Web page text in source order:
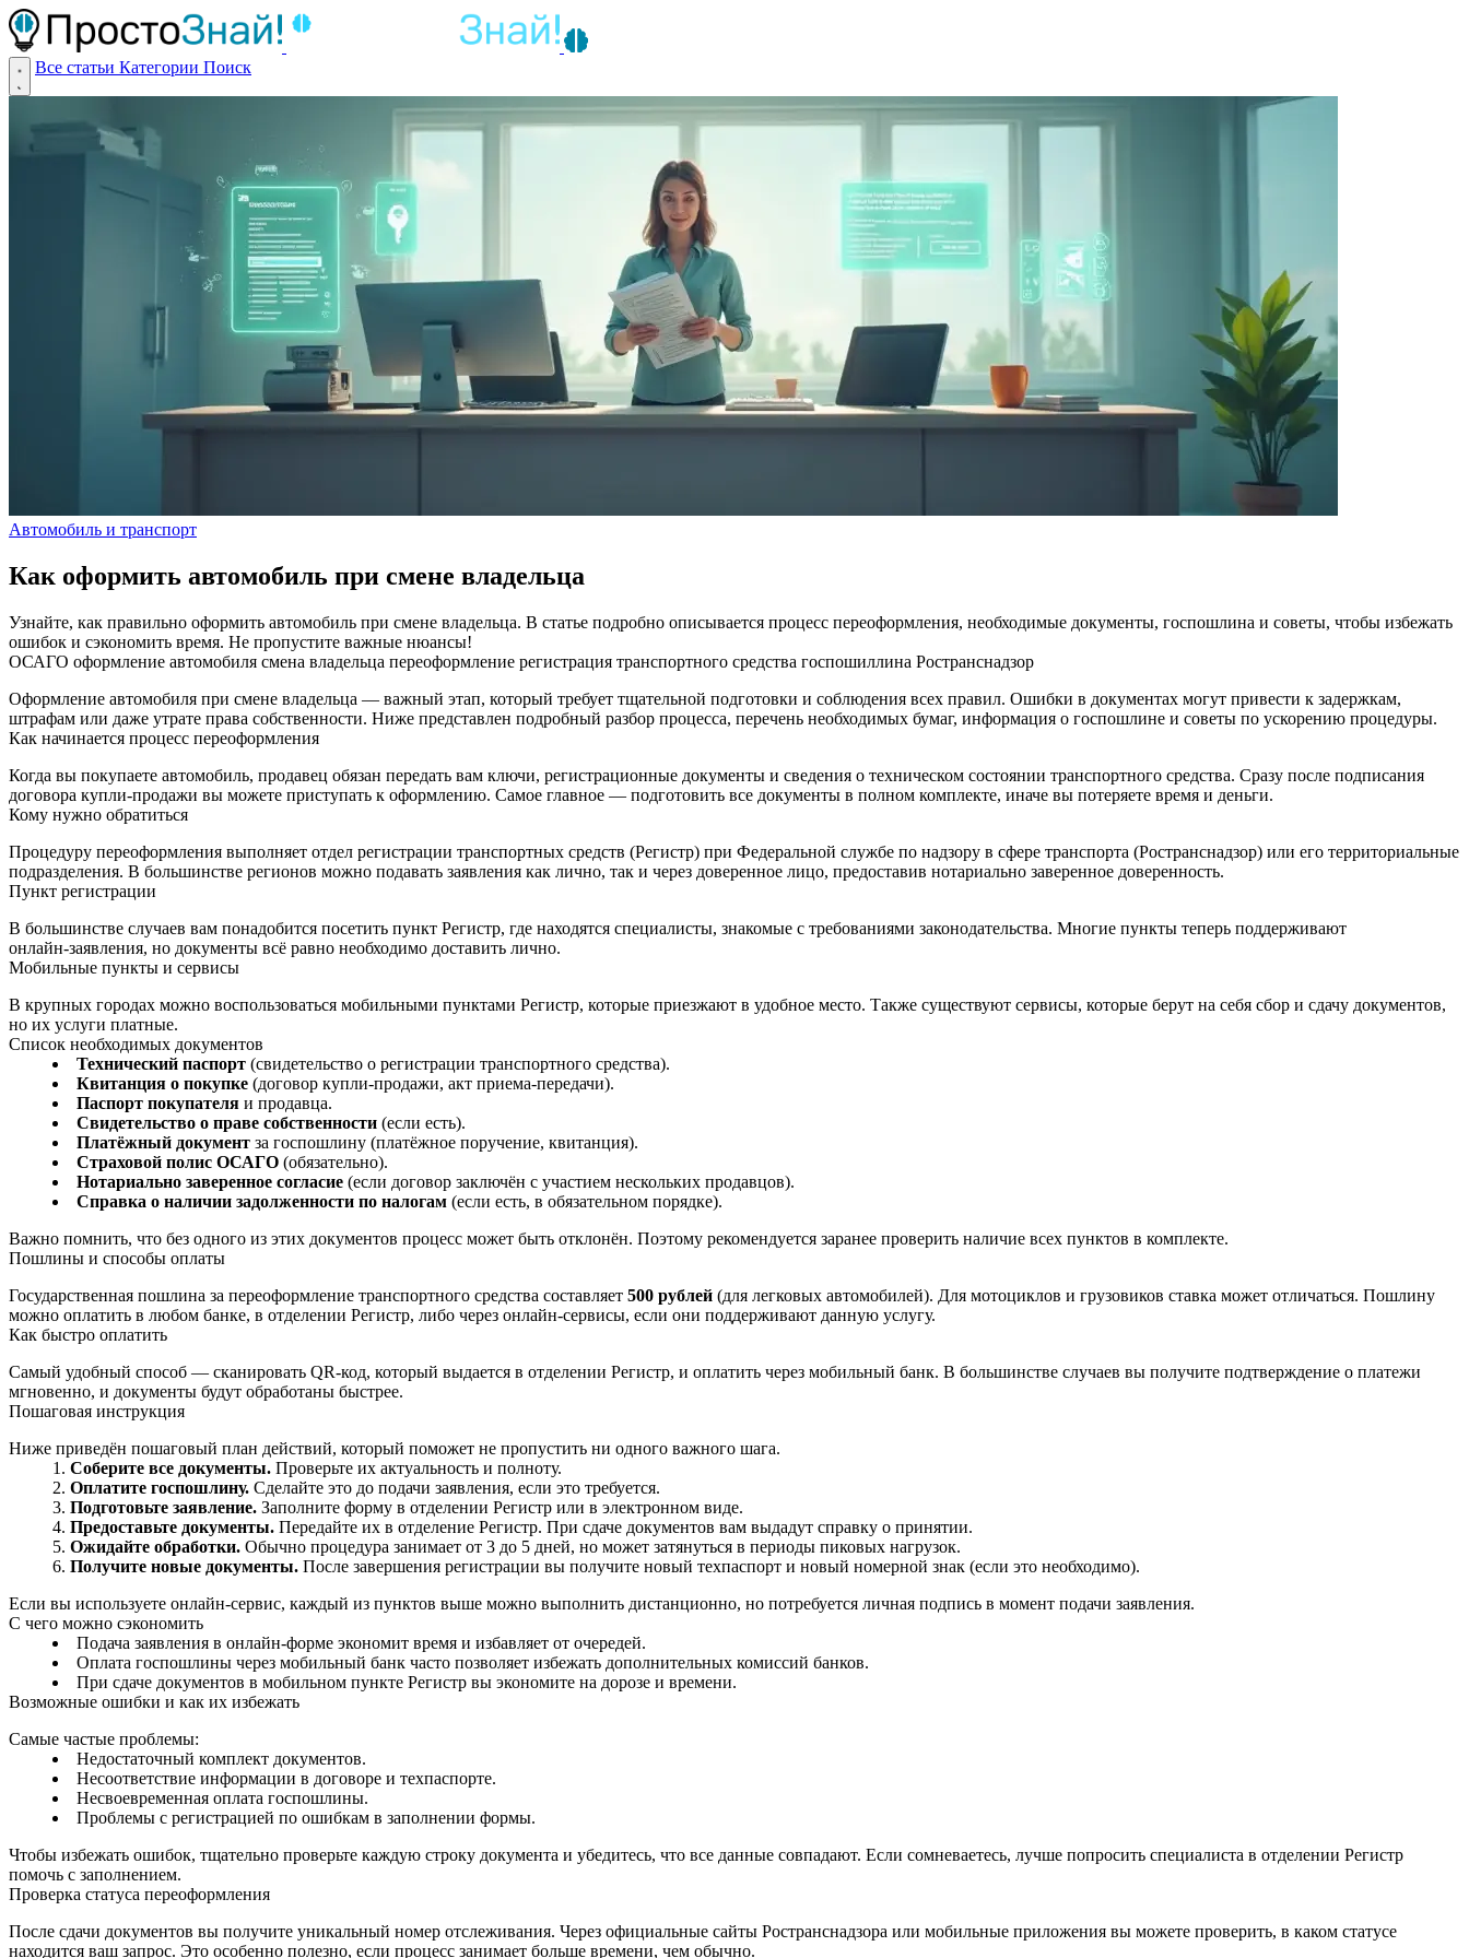
Все статьи Категории Поиск
Автомобиль и транспорт
Как оформить автомобиль при смене владельца
Узнайте, как правильно оформить автомобиль при смене владельца. В статье подробно описывается процесс переоформления, необходимые документы, госпошлина и советы, чтобы избежать
ошибок и сэкономить время. Не пропустите важные нюансы!
ОСАГО оформление автомобиля смена владельца переоформление регистрация транспортного средства госпошиллина Ространснадзор
Оформление автомобиля при смене владельца — важный этап, который требует тщательной подготовки и соблюдения всех правил. Ошибки в документах могут привести к задержкам,
штрафам или даже утрате права собственности. Ниже представлен подробный разбор процесса, перечень необходимых бумаг, информация о госпошлине и советы по ускорению процедуры.
Как начинается процесс переоформления
Когда вы покупаете автомобиль, продавец обязан передать вам ключи, регистрационные документы и сведения о техническом состоянии транспортного средства. Сразу после подписания
договора купли‑продажи вы можете приступать к оформлению. Самое главное — подготовить все документы в полном комплекте, иначе вы потеряете время и деньги.
Кому нужно обратиться
Процедуру переоформления выполняет отдел регистрации транспортных средств (Регистр) при Федеральной службе по надзору в сфере транспорта (Ространснадзор) или его территориальные
подразделения. В большинстве регионов можно подавать заявления как лично, так и через доверенное лицо, предоставив нотариально заверенное доверенность.
Пункт регистрации
В большинстве случаев вам понадобится посетить пункт Регистр, где находятся специалисты, знакомые с требованиями законодательства. Многие пункты теперь поддерживают
онлайн‑заявления, но документы всё равно необходимо доставить лично.
Мобильные пункты и сервисы
В крупных городах можно воспользоваться мобильными пунктами Регистр, которые приезжают в удобное место. Также существуют сервисы, которые берут на себя сбор и сдачу документов,
но их услуги платные.
Список необходимых документов
Технический паспорт (свидетельство о регистрации транспортного средства).
Квитанция о покупке (договор купли‑продажи, акт приема‑передачи).
Паспорт покупателя и продавца.
Свидетельство о праве собственности (если есть).
Платёжный документ за госпошлину (платёжное поручение, квитанция).
Страховой полис ОСАГО (обязательно).
Нотариально заверенное согласие (если договор заключён с участием нескольких продавцов).
Справка о наличии задолженности по налогам (если есть, в обязательном порядке).
Важно помнить, что без одного из этих документов процесс может быть отклонён. Поэтому рекомендуется заранее проверить наличие всех пунктов в комплекте.
Пошлины и способы оплаты
Государственная пошлина за переоформление транспортного средства составляет 500 рублей (для легковых автомобилей). Для мотоциклов и грузовиков ставка может отличаться. Пошлину
можно оплатить в любом банке, в отделении Регистр, либо через онлайн‑сервисы, если они поддерживают данную услугу.
Как быстро оплатить
Самый удобный способ — сканировать QR‑код, который выдается в отделении Регистр, и оплатить через мобильный банк. В большинстве случаев вы получите подтверждение о платежи
мгновенно, и документы будут обработаны быстрее.
Пошаговая инструкция
Ниже приведён пошаговый план действий, который поможет не пропустить ни одного важного шага.
Соберите все документы. Проверьте их актуальность и полноту.
Оплатите госпошлину. Сделайте это до подачи заявления, если это требуется.
Подготовьте заявление. Заполните форму в отделении Регистр или в электронном виде.
Предоставьте документы. Передайте их в отделение Регистр. При сдаче документов вам выдадут справку о принятии.
Ожидайте обработки. Обычно процедура занимает от 3 до 5 дней, но может затянуться в периоды пиковых нагрузок.
Получите новые документы. После завершения регистрации вы получите новый техпаспорт и новый номерной знак (если это необходимо).
Если вы используете онлайн‑сервис, каждый из пунктов выше можно выполнить дистанционно, но потребуется личная подпись в момент подачи заявления.
С чего можно сэкономить
Подача заявления в онлайн‑форме экономит время и избавляет от очередей.
Оплата госпошлины через мобильный банк часто позволяет избежать дополнительных комиссий банков.
При сдаче документов в мобильном пункте Регистр вы экономите на дорозе и времени.
Возможные ошибки и как их избежать
Самые частые проблемы:
Недостаточный комплект документов.
Несоответствие информации в договоре и техпаспорте.
Несвоевременная оплата госпошлины.
Проблемы с регистрацией по ошибкам в заполнении формы.
Чтобы избежать ошибок, тщательно проверьте каждую строку документа и убедитесь, что все данные совпадают. Если сомневаетесь, лучше попросить специалиста в отделении Регистр
помочь с заполнением.
Проверка статуса переоформления
После сдачи документов вы получите уникальный номер отслеживания. Через официальные сайты Ространснадзора или мобильные приложения вы можете проверить, в каком статусе
находится ваш запрос. Это особенно полезно, если процесс занимает больше времени, чем обычно.